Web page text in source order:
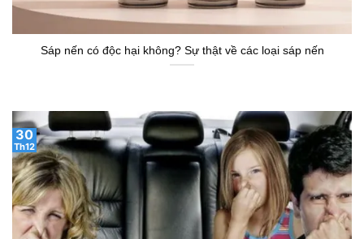
Sáp nến có độc hại không? Sự thật về các loại sáp nến
30
Th12